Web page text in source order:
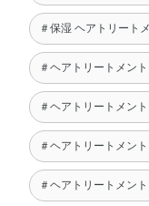
＃保湿 ヘアトリート
＃ヘアトリートメン
＃ヘアトリートメン
＃ヘアトリートメン
＃ヘアトリートメン